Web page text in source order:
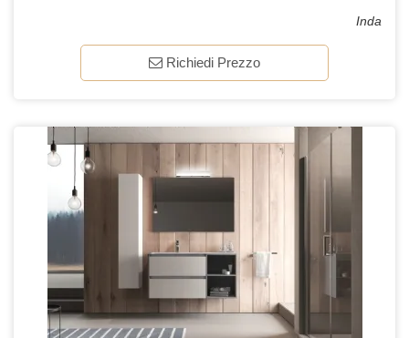
Inda
Richiedi Prezzo